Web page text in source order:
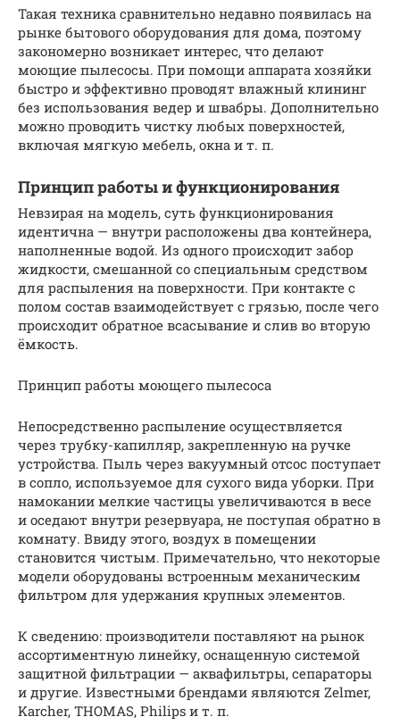
Такая техника сравнительно недавно появилась на
рынке бытового оборудования для дома, поэтому
закономерно возникает интерес, что делают
моющие пылесосы. При помощи аппарата хозяйки
быстро и эффективно проводят влажный клининг
без использования ведер и швабры. Дополнительно
можно проводить чистку любых поверхностей,
включая мягкую мебель, окна и т. п.
Принцип работы и функционирования
Невзирая на модель, суть функционирования
идентична — внутри расположены два контейнера,
наполненные водой. Из одного происходит забор
жидкости, смешанной со специальным средством
для распыления на поверхности. При контакте с
полом состав взаимодействует с грязью, после чего
происходит обратное всасывание и слив во вторую
ёмкость.
Принцип работы моющего пылесоса
Непосредственно распыление осуществляется
через трубку-капилляр, закрепленную на ручке
устройства. Пыль через вакуумный отсос поступает
в сопло, используемое для сухого вида уборки. При
намокании мелкие частицы увеличиваются в весе
и оседают внутри резервуара, не поступая обратно в
комнату. Ввиду этого, воздух в помещении
становится чистым. Примечательно, что некоторые
модели оборудованы встроенным механическим
фильтром для удержания крупных элементов.
К сведению: производители поставляют на рынок
ассортиментную линейку, оснащенную системой
защитной фильтрации — аквафильтры, сепараторы
и другие. Известными брендами являются Zelmer,
Karcher, THOMAS, Philips и т. п.